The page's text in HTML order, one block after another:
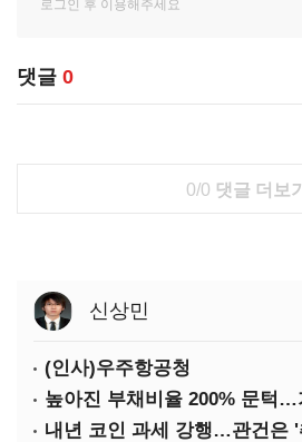
댓글 0
0/0 댓글 더보기
신상민
(인사)우주항공청